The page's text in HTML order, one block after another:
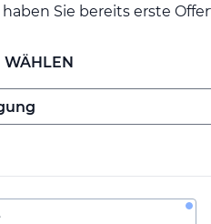
Sie bereits erste
WÄHLEN